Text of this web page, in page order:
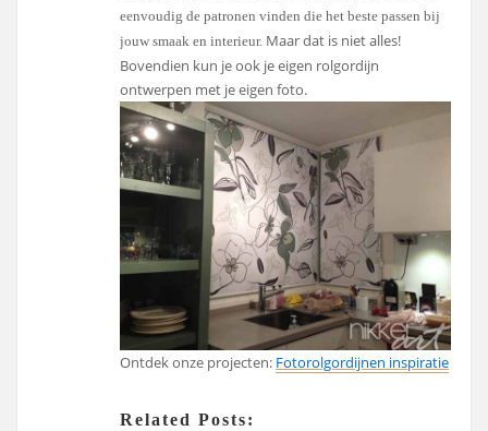
eenvoudig de patronen vinden die het beste passen bij
jouw smaak en interieur. Maar dat is niet alles!
Bovendien kun je ook je eigen rolgordijn
ontwerpen met je eigen foto.
Ontdek onze projecten: Fotorolgordijnen inspiratie
Related Posts: